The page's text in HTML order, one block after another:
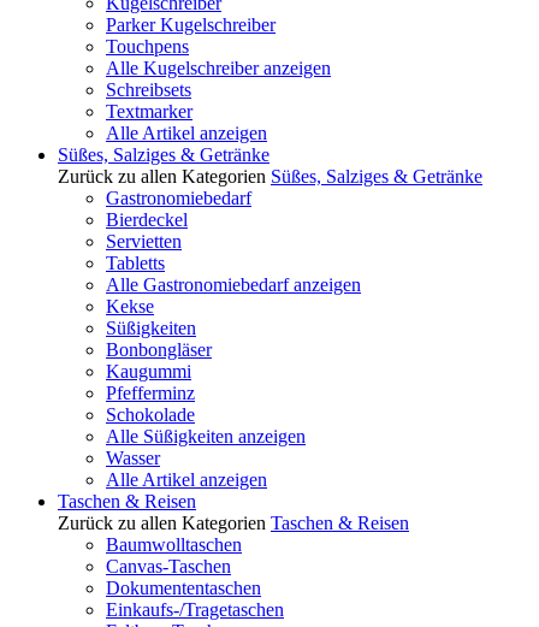
Parker Kugelschreiber
Touchpens
Alle Kugelschreiber anzeigen
Schreibsets
Textmarker
Alle Artikel anzeigen
Süßes, Salziges & Getränke
Zurück zu allen Kategorien Süßes, Salziges & Getränke
Gastronomiebedarf
Bierdeckel
Servietten
Tabletts
Alle Gastronomiebedarf anzeigen
Kekse
Süßigkeiten
Bonbongläser
Kaugummi
Pfefferminz
Schokolade
Alle Süßigkeiten anzeigen
Wasser
Alle Artikel anzeigen
Taschen & Reisen
Zurück zu allen Kategorien Taschen & Reisen
Baumwolltaschen
Canvas-Taschen
Dokumententaschen
Einkaufs-/Tragetaschen